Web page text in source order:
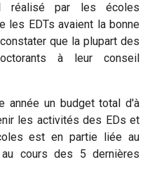
réalisé par les écoles
les EDTs avaient la bonne
que la plupart des
à leur conseil
année un budget total d'à
les activités des EDs et
est en partie liée au
cours des 5 dernières